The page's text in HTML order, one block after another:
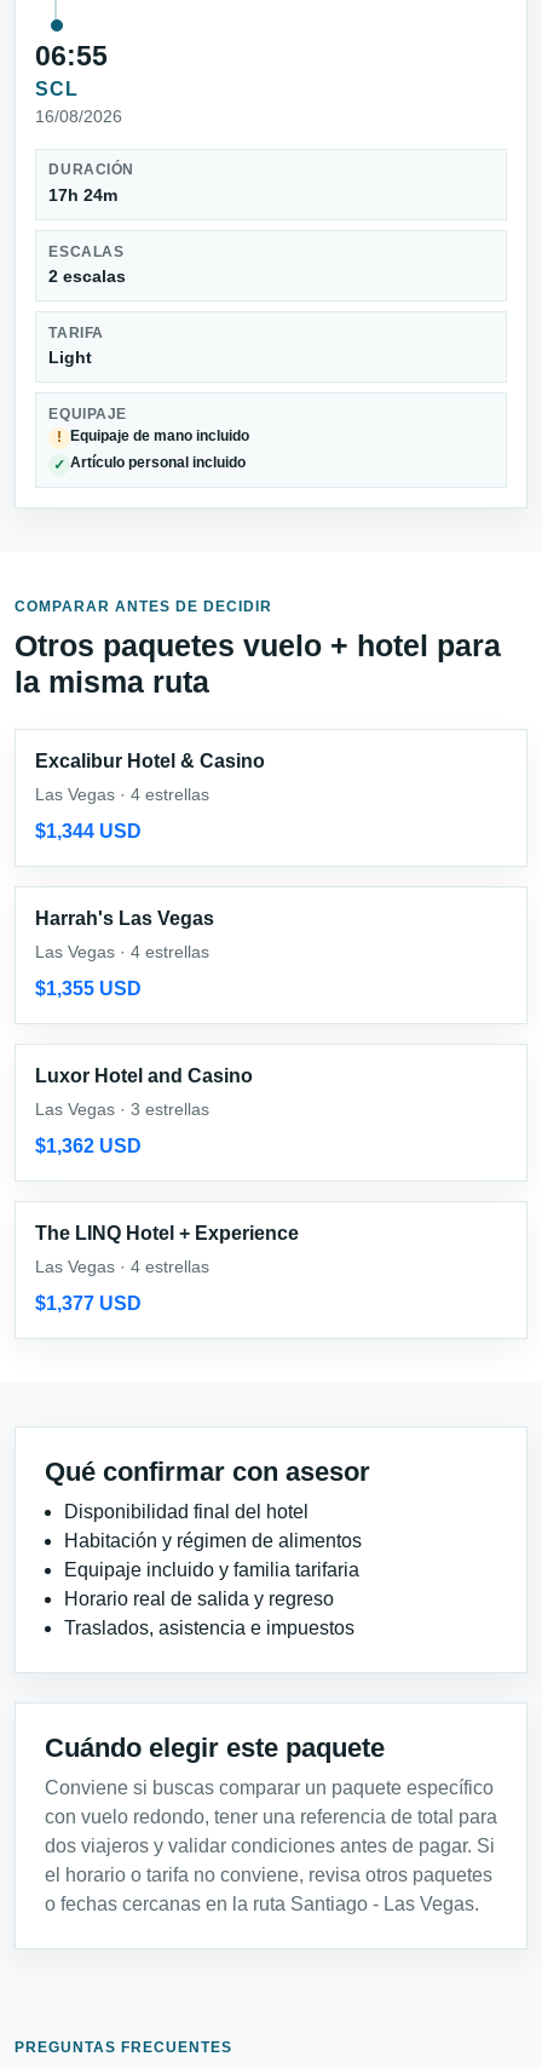
06:55
SCL
16/08/2026
DURACIÓN
17h 24m
ESCALAS
2 escalas
TARIFA
Light
EQUIPAJE
!
Equipaje de mano incluido
✓ Artículo personal incluido
COMPARAR ANTES DE DECIDIR
Otros paquetes vuelo + hotel para
la misma ruta
Excalibur Hotel & Casino
Las Vegas · 4 estrellas
$1,344 USD
Harrah's Las Vegas
Las Vegas · 4 estrellas
$1,355 USD
Luxor Hotel and Casino
Las Vegas · 3 estrellas
$1,362 USD
The LINQ Hotel + Experience
Las Vegas · 4 estrellas
$1,377 USD
Qué confirmar con asesor
Disponibilidad final del hotel
Habitación y régimen de alimentos
Equipaje incluido y familia tarifaria
Horario real de salida y regreso
Traslados, asistencia e impuestos
Cuándo elegir este paquete
Conviene si buscas comparar un paquete específico
con vuelo redondo, tener una referencia de total para
dos viajeros y validar condiciones antes de pagar. Si
el horario o tarifa no conviene, revisa otros paquetes
o fechas cercanas en la ruta Santiago - Las Vegas.
PREGUNTAS FRECUENTES